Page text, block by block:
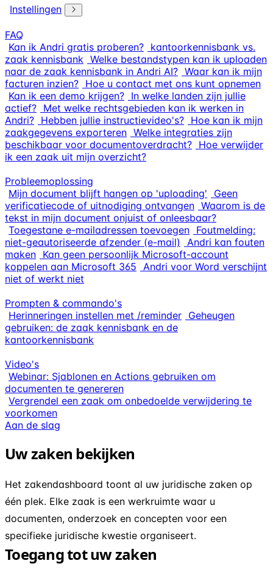
Instellingen
FAQ
Kan ik Andri gratis proberen? kantoorkennisbank vs.
zaak kennisbank Welke bestandstypen kan ik uploaden
naar de zaak kennisbank in Andri AI? Waar kan ik mijn
facturen inzien? Hoe u contact met ons kunt opnemen
Kan ik een demo krijgen? In welke landen zijn jullie
actief? Met welke rechtsgebieden kan ik werken in
Andri? Hebben jullie instructievideo's? Hoe kan ik mijn
zaakgegevens exporteren Welke integraties zijn
beschikbaar voor documentoverdracht? Hoe verwijder
ik een zaak uit mijn overzicht?
Probleemoplossing
Mijn document blijft hangen op 'uploading'
Geen
verificatiecode of uitnodiging ontvangen Waarom is de
tekst in mijn document onjuist of onleesbaar?
Toegestane e-mailadressen toevoegen Foutmelding:
niet-geautoriseerde afzender (e-mail)
Andri kan fouten
maken Kan geen persoonlijk Microsoft-account
koppelen aan Microsoft 365 Andri voor Word verschijnt
niet of werkt niet
Prompten & commando's
Herinneringen instellen met /reminder Geheugen
gebruiken: de zaak kennisbank en de
kantoorkennisbank
Video's
Webinar: Sjablonen en Actions gebruiken om
documenten te genereren
Vergrendel een zaak om onbedoelde verwijdering te
voorkomen
Aan de slag
Uw zaken bekijken
Het zakendashboard toont al uw juridische zaken op
één plek. Elke zaak is een werkruimte waar u
documenten, onderzoek en concepten voor een
specifieke juridische kwestie organiseert.
Toegang tot uw zaken